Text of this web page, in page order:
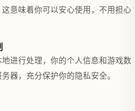
意味着你可以安心使用，不用担心
进行处理，你的个人信息和游戏数
器，充分保护你的隐私安全。